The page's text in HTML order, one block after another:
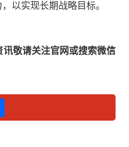
以实现长期战略目标。
敬请关注官网或搜索微信